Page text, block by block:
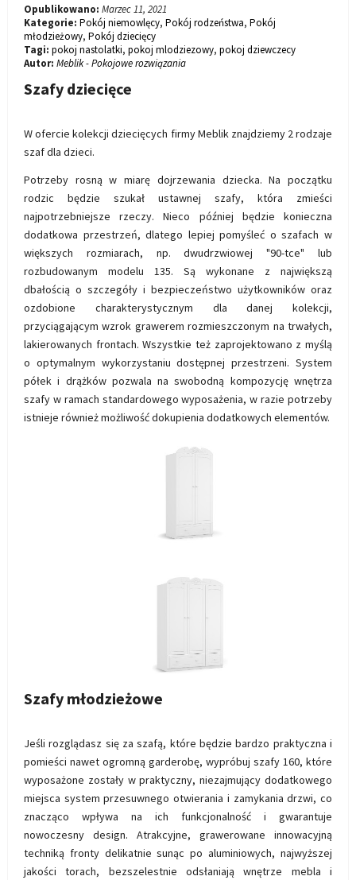
Opublikowano: Marzec 11, 2021
Kategorie: Pokój niemowlęcy, Pokój rodzeństwa, Pokój
młodzieżowy, Pokój dziecięcy
Tagi: pokoj nastolatki, pokoj mlodziezowy, pokoj dziewczecy
Autor: Meblik - Pokojowe rozwiązania
Szafy dziecięce
W ofercie kolekcji dziecięcych firmy Meblik znajdziemy 2 rodzaje
szaf dla dzieci.
Potrzeby rosną w miarę dojrzewania dziecka. Na początku
rodzic będzie szukał ustawnej szafy, która zmieści
najpotrzebniejsze rzeczy. Nieco później będzie konieczna
dodatkowa przestrzeń, dlatego lepiej pomyśleć o szafach w
większych rozmiarach, np. dwudrzwiowej "90-tce" lub
rozbudowanym modelu 135. Są wykonane z największą
dbałością o szczegóły i bezpieczeństwo użytkowników oraz
ozdobione charakterystycznym dla danej kolekcji,
przyciągającym wzrok grawerem rozmieszczonym na trwałych,
lakierowanych frontach. Wszystkie też zaprojektowano z myślą
o optymalnym wykorzystaniu dostępnej przestrzeni. System
półek i drążków pozwala na swobodną kompozycję wnętrza
szafy w ramach standardowego wyposażenia, w razie potrzeby
istnieje również możliwość dokupienia dodatkowych elementów.
Szafy młodzieżowe
Jeśli rozglądasz się za szafą, które będzie bardzo praktyczna i
pomieści nawet ogromną garderobę, wypróbuj szafy 160, które
wyposażone zostały w praktyczny, niezajmujący dodatkowego
miejsca system przesuwnego otwierania i zamykania drzwi, co
znacząco wpływa na ich funkcjonalność i gwarantuje
nowoczesny design. Atrakcyjne, grawerowane innowacyjną
techniką fronty delikatnie sunąc po aluminiowych, najwyższej
jakości torach, bezszelestnie odsłaniają wnętrze mebla i
Skandynawskie Dziecięce
Kontenerek Półka i szafka wisząca
Krzesło i fotel